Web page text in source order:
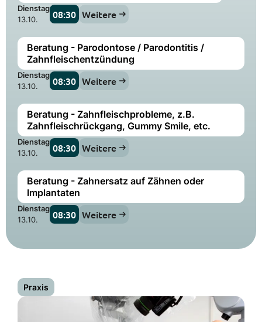
Dienstag
13.10.
08:30 Weitere
Beratung - Parodontose / Parodontitis /
Zahnfleischentzündung
Dienstag
13.10.
08:30 Weitere
Beratung - Zahnfleischprobleme, z.B.
Zahnfleischrückgang, Gummy Smile, etc.
Dienstag
13.10.
08:30 Weitere
Beratung - Zahnersatz auf Zähnen oder
Implantaten
Dienstag
13.10.
08:30 Weitere
Praxis